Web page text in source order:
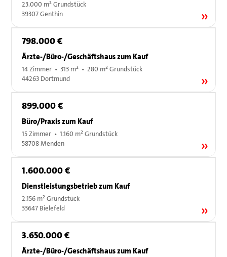
23.000 m² Grundstück
39307 Genthin
798.000 €
Ärzte-/Büro-/Geschäftshaus zum Kauf
14 Zimmer • 313 m² • 280 m² Grundstück
44263 Dortmund
899.000 €
Büro/Praxis zum Kauf
15 Zimmer • 1.160 m² Grundstück
58708 Menden
1.600.000 €
Dienstleistungsbetrieb zum Kauf
2.156 m² Grundstück
33647 Bielefeld
3.650.000 €
Ärzte-/Büro-/Geschäftshaus zum Kauf